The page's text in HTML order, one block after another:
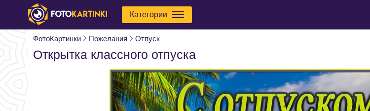
Категории
ФотоКартинки Пожелания Отпуск
Открытка классного отпуска